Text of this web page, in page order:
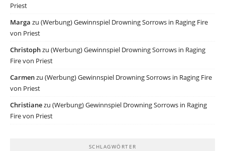
Priest
Marga zu (Werbung) Gewinnspiel Drowning Sorrows in Raging Fire
von Priest
Christophzu (Werbung) Gewinnspiel Drowning Sorrows in Raging
Fire von Priest
Carmenzu (Werbung) Gewinnspiel Drowning Sorrows in Raging Fire
von Priest
Christianezu (Werbung) Gewinnspiel Drowning Sorrows in Raging
Fire von Priest
SCHLAGWÖRTER